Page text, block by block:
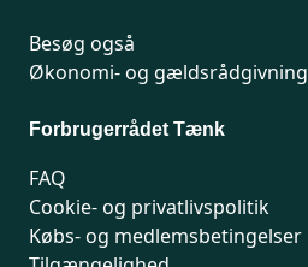
Besøg også
Økonomi- og gældsrådgivning
Forbrugerrådet Tænk
FAQ
Cookie- og privatlivspolitik
Købs- og medlemsbetingelser